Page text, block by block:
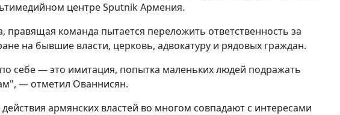
центре Sputnik Армения.
правящая команда пытается переложить ответственность за
на бывшие власти, церковь, адвокатуру и рядовых граждан.
себе — это имитация, попытка маленьких людей подражать
— отметил Ованнисян.
армянских властей во многом совпадают с интересами